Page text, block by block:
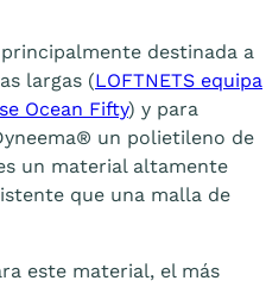
destinada a
largas (LOFTNETS equipa
Ocean Fifty) y para
un polietileno de
un material altamente
que una malla de
este material, el más